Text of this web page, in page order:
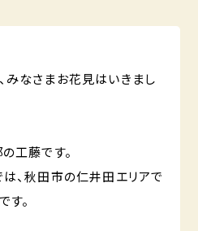
なさまお花見はいきまし
工藤です。
、秋田市の仁井田エリアで
。